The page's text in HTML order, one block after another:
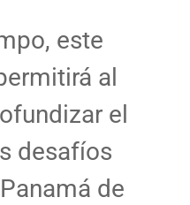
este
al
el
desafíos
de